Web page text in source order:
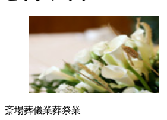
斎場葬儀業葬祭業